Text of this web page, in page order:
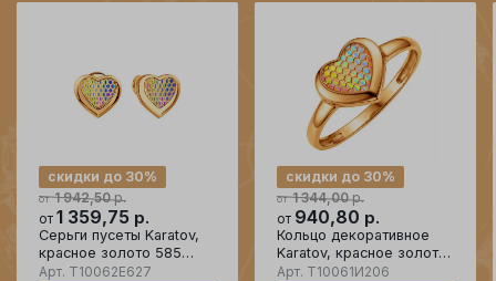
от 1 942,50р.
скидки до 30%
от 1 359,75 р.
Серьги пусеты Karatov,
красное золото 585
проба
Арт. Т10062Е627
от 1 344,00р.
скидки до 30%
от 940,80 р.
Кольцо декоративное
Karatov, красное золото
585 проба
Арт. Т10061И206